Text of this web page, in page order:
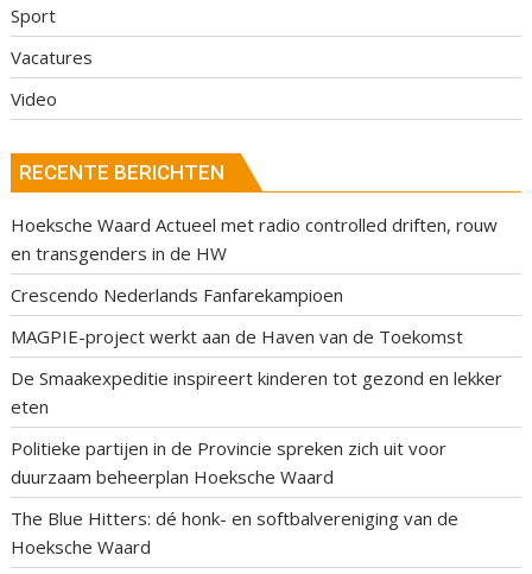
Sport
Vacatures
Video
RECENTE BERICHTEN
Hoeksche Waard Actueel met radio controlled driften, rouw
en transgenders in de HW
Crescendo Nederlands Fanfarekampioen
MAGPIE-project werkt aan de Haven van de Toekomst
De Smaakexpeditie inspireert kinderen tot gezond en lekker
eten
Politieke partijen in de Provincie spreken zich uit voor
duurzaam beheerplan Hoeksche Waard
The Blue Hitters: dé honk- en softbalvereniging van de
Hoeksche Waard